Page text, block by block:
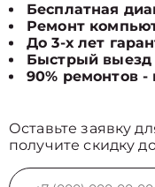
Бесплатная
Ремонт
До 3-х лет
Быстрый выезд
90% ремонтов
Оставьте заявку
получите скидку